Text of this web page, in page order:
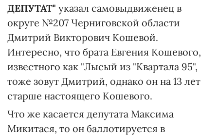
ДЕПУТАТ" указал самовыдвиженец в
округе №207 Черниговской области
Дмитрий Викторович Кошевой.
Интересно, что брата Евгения Кошевого,
известного как "Лысый из "Квартала 95",
тоже зовут Дмитрий, однако он на 13 лет
старше настоящего Кошевого.
Что же касается депутата Максима
Микитася, то он баллотируется в